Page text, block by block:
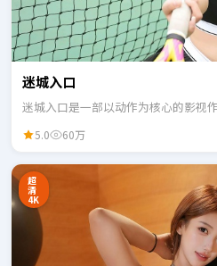
迷城入口
迷城入口是一部以动作为核心的影视
5.0 60万
超
清
4K